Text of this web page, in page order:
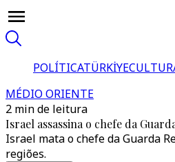
POLÍTICATÜRKİYE
MÉDIO ORIENTE
2 min de leitura
Israel assassina o chefe da
Israel mata o chefe da Guarda
regiões.